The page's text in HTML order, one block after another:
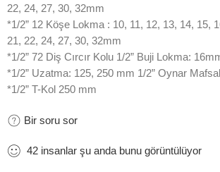
22, 24, 27, 30, 32mm
*1/2” 12 Köşe Lokma : 10, 11, 12, 13, 14, 15,
21, 22, 24, 27, 30, 32mm
*1/2” 72 Diş Cırcır Kolu 1/2” Buji Lokma:
*1/2” Uzatma: 125, 250 mm 1/2” Oynar Mafsal
*1/2” T-Kol 250 mm
Bir soru sor
42 insanlar şu anda bunu görüntülüyor